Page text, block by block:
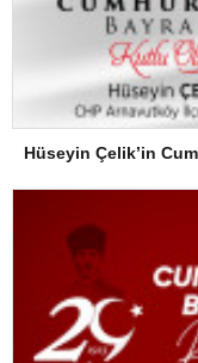
Hüseyin Çelik’in